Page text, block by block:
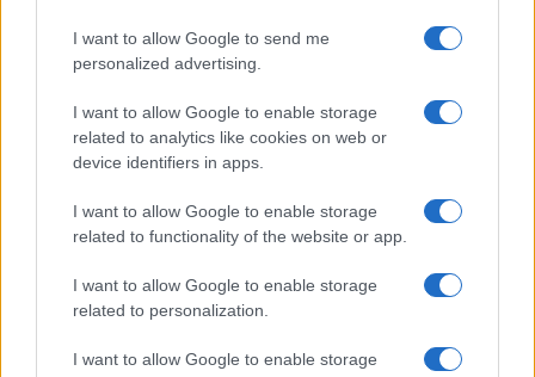
I want to allow Google to send me
personalized advertising.
I want to allow Google to enable storage
related to analytics like cookies on web or
device identifiers in apps.
I want to allow Google to enable storage
related to functionality of the website or app.
I want to allow Google to enable storage
related to personalization.
I want to allow Google to enable storage